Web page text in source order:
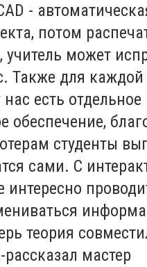
-
потом
учитель может
Также для каждой
есть отдельное
обеспечение,
студенты
сами. С
интересно
теория
мастер